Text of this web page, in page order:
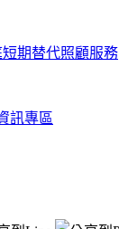
期替代照顧服務
訊專區